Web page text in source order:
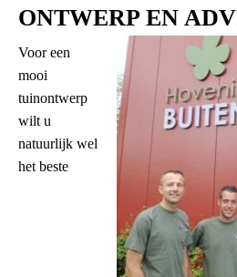
ONTWERP EN
Voor een
mooi
tuinontwerp
wilt u
natuurlijk wel
het beste